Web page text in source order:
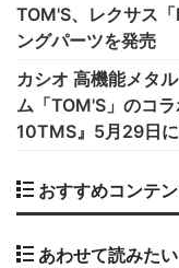
TOM'S、レクサス
ングパーツを発売
カシオ 高機能メタ
ム「TOM'S」のコ
10TMS』5月29日
おすすめコンテ
あわせて読みたい